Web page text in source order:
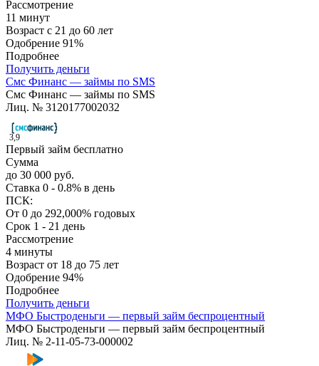
Рассмотрение
11 минут
Возраст с 21 до 60 лет
Одобрение 91%
Подробнее
Получить деньги
Смс Финанс — займы по SMS
Смс Финанс — займы по SMS
Лиц. № 3120177002032
3,9
Первый займ бесплатно
Сумма
до 30 000 руб.
Ставка 0 - 0.8% в день
ПСК:
От 0 до 292,000% годовых
Срок 1 - 21 день
Рассмотрение
4 минуты
Возраст от 18 до 75 лет
Одобрение 94%
Подробнее
Получить деньги
МФО Быстроденьги — первый займ беспроцентный
МФО Быстроденьги — первый займ беспроцентный
Лиц. № 2-11-05-73-000002